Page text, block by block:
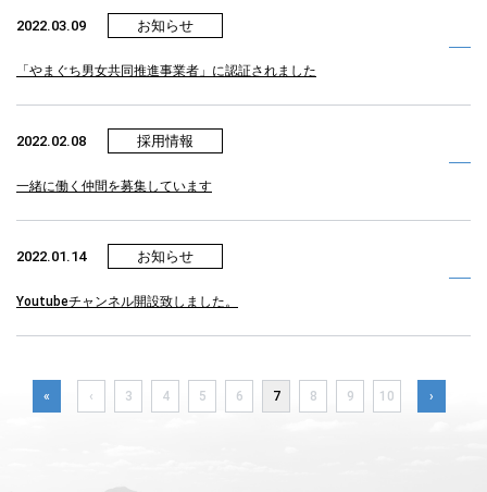
2022.03.09 お知らせ
「やまぐち男女共同推進事業者」に認証されました
2022.02.08 採用情報
一緒に働く仲間を募集しています
2022.01.14 お知らせ
Youtubeチャンネル開設致しました。
« ‹ 3 4 5 6 7 8 9 10 ›